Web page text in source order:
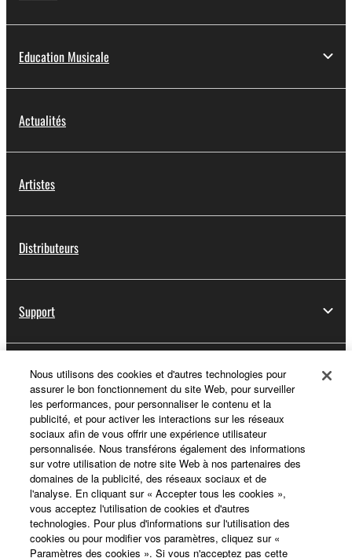
Education Musicale
Actualités
Artistes
Distributeurs
Support
Yamaha Music ID - Enregistrement
A propos de Yamaha
France - French
Professionnel
Nous utilisons des cookies et d'autres technologies pour
assurer le bon fonctionnement du site Web, pour surveiller
les performances, pour personnaliser le contenu et la
publicité, et pour activer les interactions sur les réseaux
sociaux afin de vous offrir une expérience utilisateur
personnalisée. Nous transférons également des informations
sur votre utilisation de notre site Web à nos partenaires des
domaines de la publicité, des réseaux sociaux et de
l'analyse. En cliquant sur « Accepter tous les cookies »,
vous acceptez l'utilisation de cookies et d'autres
technologies. Pour plus d'informations sur l'utilisation des
cookies ou pour modifier vos paramètres, cliquez sur «
Paramètres des cookies ». Si vous n'acceptez pas cette